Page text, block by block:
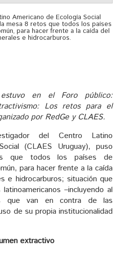
Americano de Ecología Social
mesa 8 retos que todos los países
para hacer frente a la caída del
e hidrocarburos.
estuvo en el Foro público:
Los retos para el
por RedGe y CLAES.
del Centro Latino
(CLAES Uruguay), puso
que todos los países de
para hacer frente a la caída
e hidrocarburos; situación que
–incluyendo al
que van en contra de las
de su propia institucionalidad
extractivo